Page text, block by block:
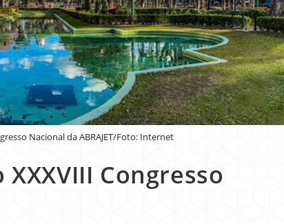
Nacional da ABRAJET/Foto: Internet
Congresso